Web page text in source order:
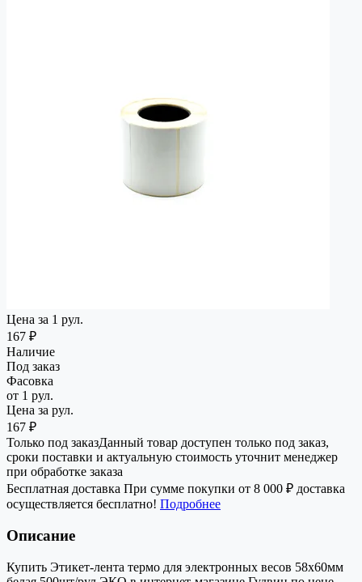
Цена за 1 рул.
167 ₽
Наличие
Под заказ
Фасовка
от 1 рул.
Цена за рул.
167 ₽
Только под заказДанный товар доступен только под заказ,
сроки поставки и актуальную стоимость уточнит менеджер
при обработке заказа
Бесплатная доставка При сумме покупки от 8 000 ₽ доставка
осуществляется бесплатно! Подробнее
Описание
Купить Этикет-лента термо для электронных весов 58х60мм